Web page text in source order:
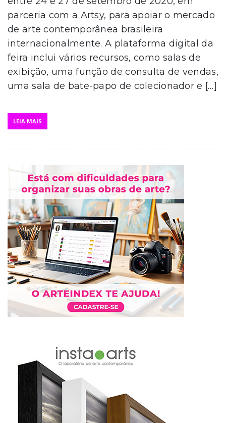
parceria com a Artsy, para apoiar o mercado
de arte contemporânea brasileira
internacionalmente. A plataforma digital da
feira inclui vários recursos, como salas de
exibição, uma função de consulta de vendas,
uma sala de bate-papo de colecionador e […]
LEIA MAIS